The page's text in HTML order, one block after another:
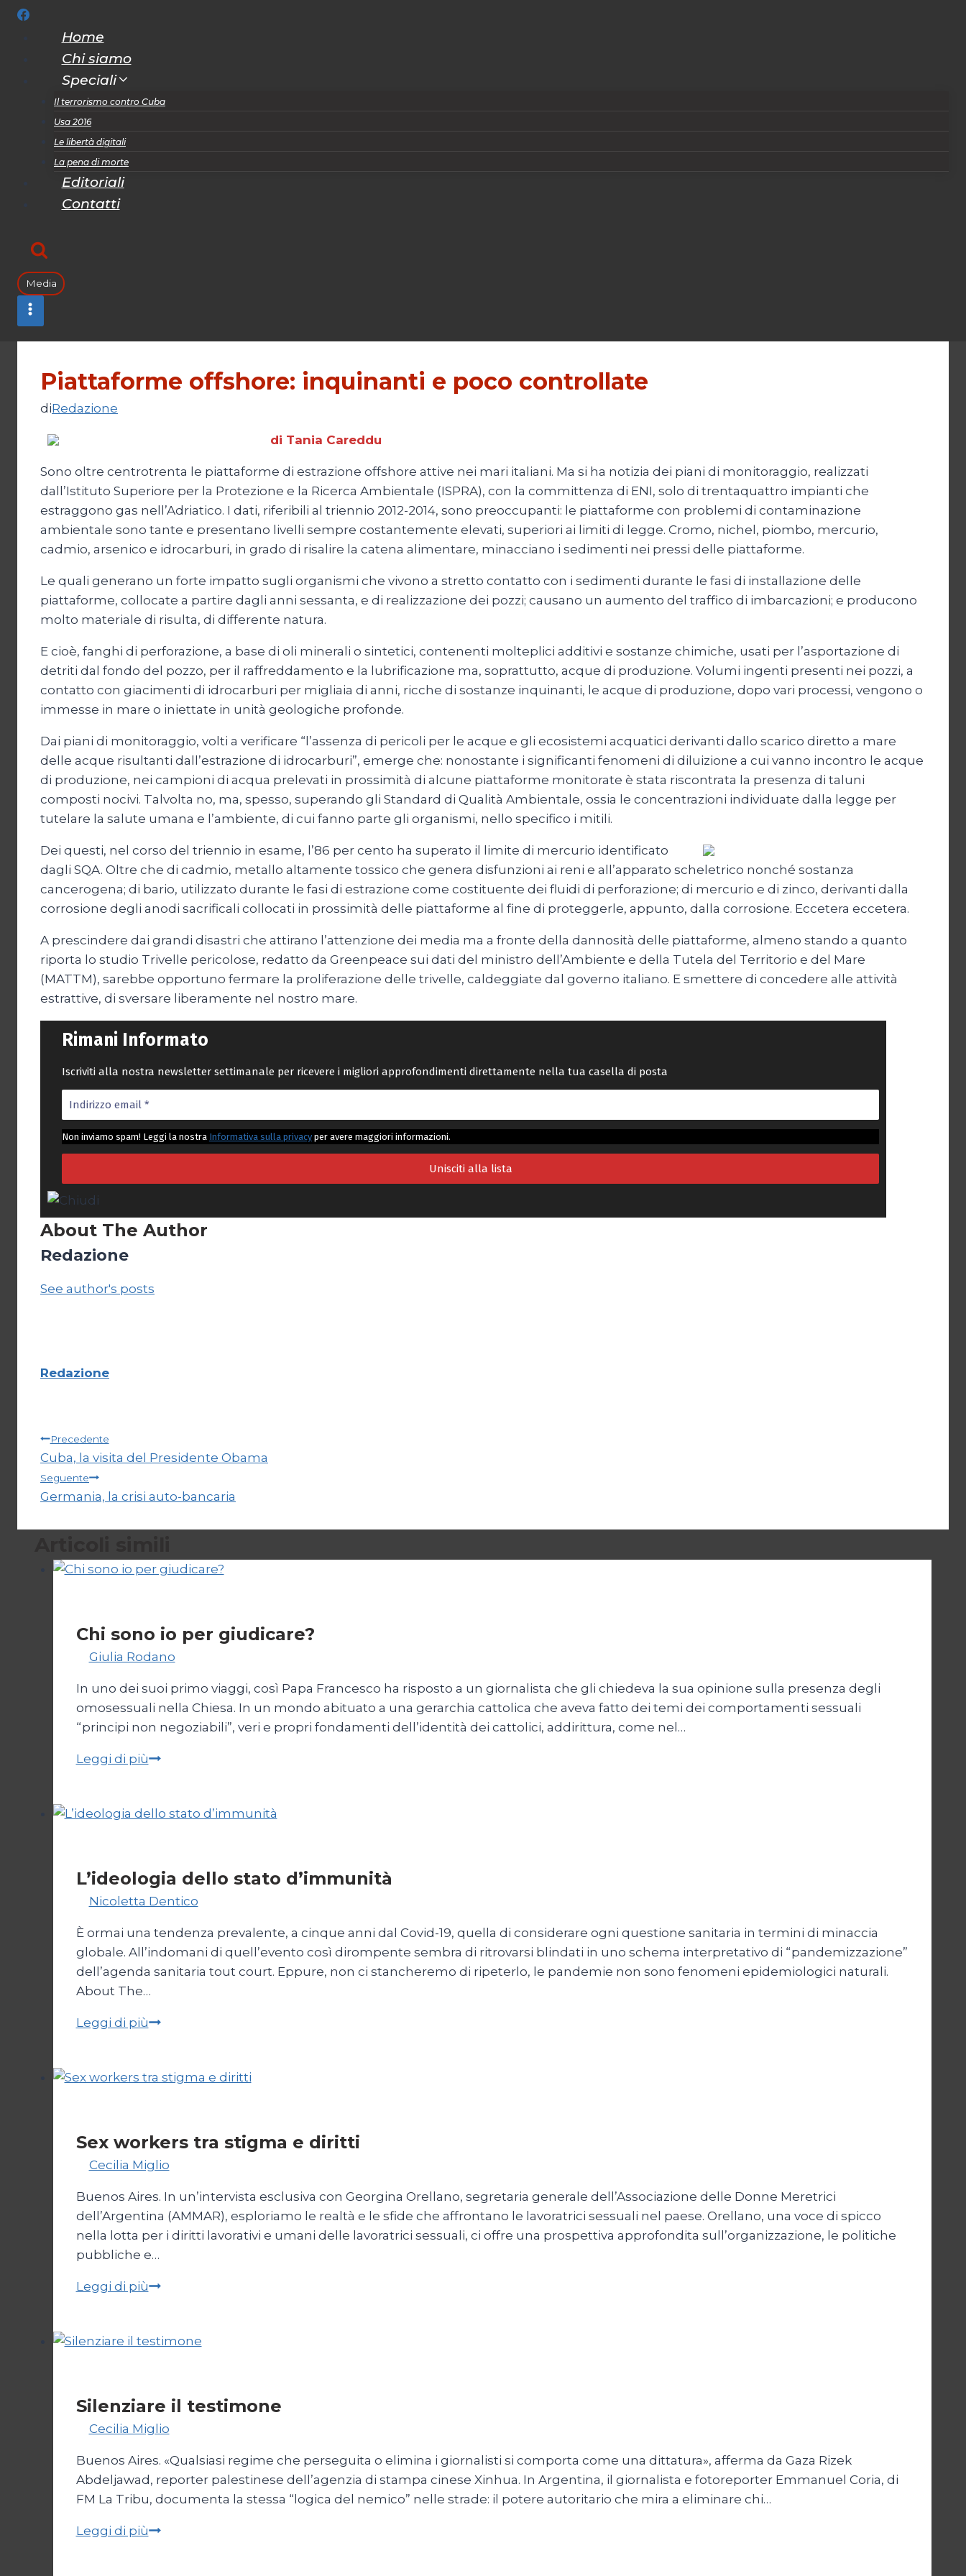
Salta
contenuto
Home
Chi siamo
Speciali
Il terrorismo contro Cuba
Usa 2016
Le libertà digitali
La pena di morte
Editoriali
Contatti
Media
Piattaforme offshore: inquinanti e poco controllate
diRedazione
di Tania Careddu
Sono oltre centrotrenta le piattaforme di estrazione offshore attive nei mari italiani. Ma si ha notizia dei piani di monitoraggio, realizzati
dall’Istituto Superiore per la Protezione e la Ricerca Ambientale (ISPRA), con la committenza di ENI, solo di trentaquattro impianti che
estraggono gas nell’Adriatico. I dati, riferibili al triennio 2012-2014, sono preoccupanti: le piattaforme con problemi di contaminazione
ambientale sono tante e presentano livelli sempre costantemente elevati, superiori ai limiti di legge. Cromo, nichel, piombo, mercurio,
cadmio, arsenico e idrocarburi, in grado di risalire la catena alimentare, minacciano i sedimenti nei pressi delle piattaforme.
Le quali generano un forte impatto sugli organismi che vivono a stretto contatto con i sedimenti durante le fasi di installazione delle
piattaforme, collocate a partire dagli anni sessanta, e di realizzazione dei pozzi; causano un aumento del traffico di imbarcazioni; e producono
molto materiale di risulta, di differente natura.
E cioè, fanghi di perforazione, a base di oli minerali o sintetici, contenenti molteplici additivi e sostanze chimiche, usati per l’asportazione di
detriti dal fondo del pozzo, per il raffreddamento e la lubrificazione ma, soprattutto, acque di produzione. Volumi ingenti presenti nei pozzi, a
contatto con giacimenti di idrocarburi per migliaia di anni, ricche di sostanze inquinanti, le acque di produzione, dopo vari processi, vengono o
immesse in mare o iniettate in unità geologiche profonde.
Dai piani di monitoraggio, volti a verificare “l’assenza di pericoli per le acque e gli ecosistemi acquatici derivanti dallo scarico diretto a mare
delle acque risultanti dall’estrazione di idrocarburi”, emerge che: nonostante i significanti fenomeni di diluizione a cui vanno incontro le acque
di produzione, nei campioni di acqua prelevati in prossimità di alcune piattaforme monitorate è stata riscontrata la presenza di taluni
composti nocivi. Talvolta no, ma, spesso, superando gli Standard di Qualità Ambientale, ossia le concentrazioni individuate dalla legge per
tutelare la salute umana e l’ambiente, di cui fanno parte gli organismi, nello specifico i mitili.
Dei questi, nel corso del triennio in esame, l’86 per cento ha superato il limite di mercurio identificato
dagli SQA. Oltre che di cadmio, metallo altamente tossico che genera disfunzioni ai reni e all’apparato scheletrico nonché sostanza
cancerogena; di bario, utilizzato durante le fasi di estrazione come costituente dei fluidi di perforazione; di mercurio e di zinco, derivanti dalla
corrosione degli anodi sacrificali collocati in prossimità delle piattaforme al fine di proteggerle, appunto, dalla corrosione. Eccetera eccetera.
A prescindere dai grandi disastri che attirano l’attenzione dei media ma a fronte della dannosità delle piattaforme, almeno stando a quanto
riporta lo studio Trivelle pericolose, redatto da Greenpeace sui dati del ministro dell’Ambiente e della Tutela del Territorio e del Mare
(MATTM), sarebbe opportuno fermare la proliferazione delle trivelle, caldeggiate dal governo italiano. E smettere di concedere alle attività
estrattive, di sversare liberamente nel nostro mare.
Rimani Informato
Iscriviti alla nostra newsletter settimanale per ricevere i migliori approfondimenti direttamente nella tua casella di posta
Non inviamo spam! Leggi la nostra Informativa sulla privacy per avere maggiori informazioni.
About The Author
Redazione
See author's posts
Redazione
Navigazione
articoli
Precedente
Cuba, la visita del Presidente Obama
Seguente
Germania, la crisi auto-bancaria
Chi sono io per giudicare?
Giulia Rodano
In uno dei suoi primo viaggi, così Papa Francesco ha risposto a un giornalista che gli chiedeva la sua opinione sulla presenza degli
omosessuali nella Chiesa. In un mondo abituato a una gerarchia cattolica che aveva fatto dei temi dei comportamenti sessuali
“principi non negoziabili”, veri e propri fondamenti dell’identità dei cattolici, addirittura, come nel…
Leggi di piùChi
per
L’ideologia dello stato d’immunità
Nicoletta Dentico
È ormai una tendenza prevalente, a cinque anni dal Covid-19, quella di considerare ogni questione sanitaria in termini di minaccia
globale. All’indomani di quell’evento così dirompente sembra di ritrovarsi blindati in uno schema interpretativo di “pandemizzazione”
dell’agenda sanitaria tout court. Eppure, non ci stancheremo di ripeterlo, le pandemie non sono fenomeni epidemiologici naturali.
About The…
Leggi di piùL’ideologia
d’immunità
Sex workers tra stigma e diritti
Cecilia Miglio
Buenos Aires. In un’intervista esclusiva con Georgina Orellano, segretaria generale dell’Associazione delle Donne Meretrici
dell’Argentina (AMMAR), esploriamo le realtà e le sfide che affrontano le lavoratrici sessuali nel paese. Orellano, una voce di spicco
nella lotta per i diritti lavorativi e umani delle lavoratrici sessuali, ci offre una prospettiva approfondita sull’organizzazione, le politiche
pubbliche e…
Leggi di piùSex
stigma
Silenziare il testimone
Cecilia Miglio
Buenos Aires. «Qualsiasi regime che perseguita o elimina i giornalisti si comporta come una dittatura», afferma da Gaza Rizek
Abdeljawad, reporter palestinese dell’agenzia di stampa cinese Xinhua. In Argentina, il giornalista e fotoreporter Emmanuel Coria, di
FM La Tribu, documenta la stessa “logica del nemico” nelle strade: il potere autoritario che mira a eliminare chi…
Leggi di piùSilenziare